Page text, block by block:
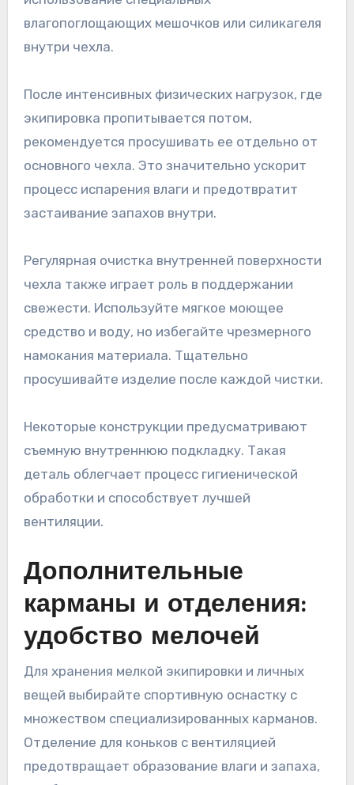
влагопоглощающих мешочков или силикагеля
внутри чехла.
После интенсивных физических нагрузок, где
экипировка пропитывается потом,
рекомендуется просушивать ее отдельно от
основного чехла. Это значительно ускорит
процесс испарения влаги и предотвратит
застаивание запахов внутри.
Регулярная очистка внутренней поверхности
чехла также играет роль в поддержании
свежести. Используйте мягкое моющее
средство и воду, но избегайте чрезмерного
намокания материала. Тщательно
просушивайте изделие после каждой чистки.
Некоторые конструкции предусматривают
съемную внутреннюю подкладку. Такая
деталь облегчает процесс гигиенической
обработки и способствует лучшей
вентиляции.
Дополнительные
карманы и отделения:
удобство мелочей
Для хранения мелкой экипировки и личных
вещей выбирайте спортивную оснастку с
множеством специализированных карманов.
Отделение для коньков с вентиляцией
предотвращает образование влаги и запаха,